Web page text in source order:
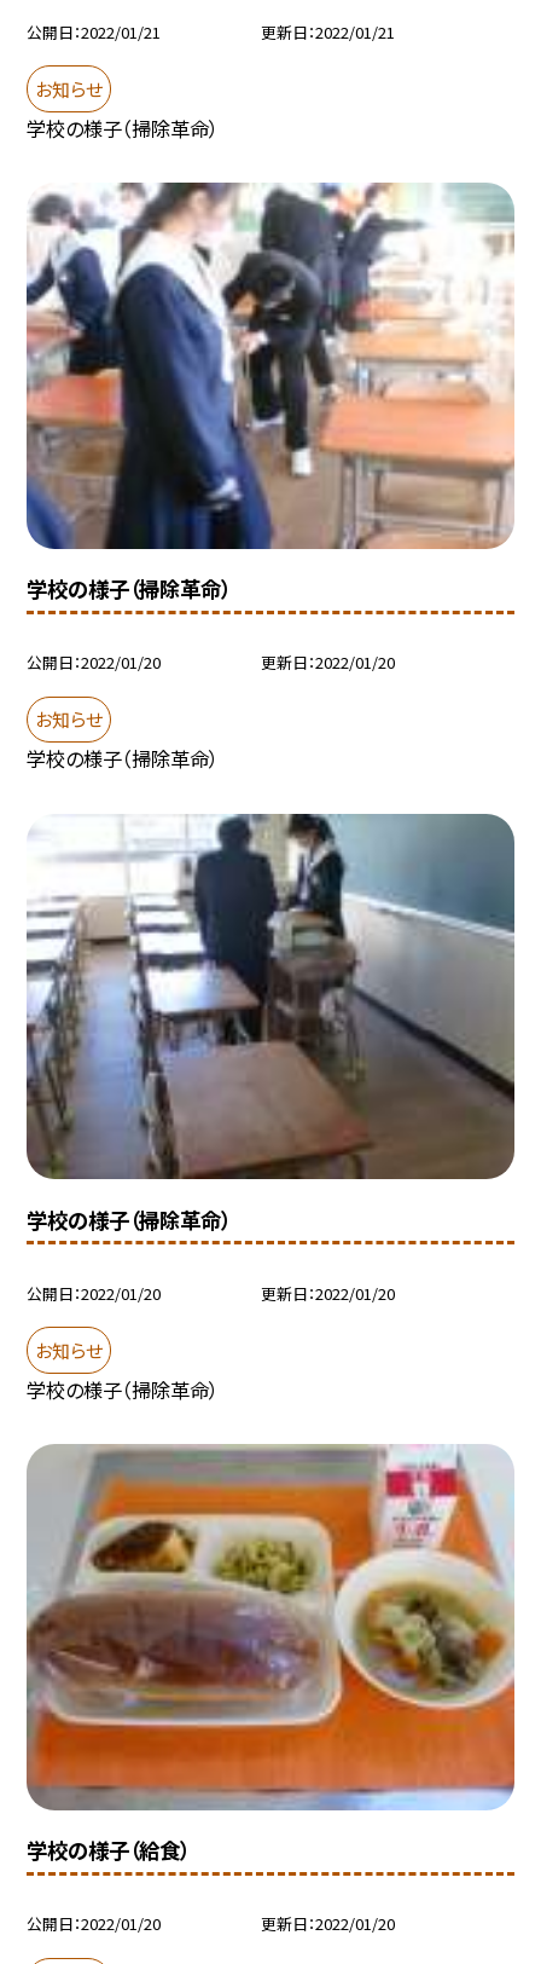
公開日 2022/01/21 更新日 2022/01/21
お知らせ
学校の様子（掃除革命）
学校の様子（掃除革命）
公開日 2022/01/20 更新日 2022/01/20
お知らせ
学校の様子（掃除革命）
学校の様子（掃除革命）
公開日 2022/01/20 更新日 2022/01/20
お知らせ
学校の様子（掃除革命）
学校の様子（給食）
公開日 2022/01/20 更新日 2022/01/20